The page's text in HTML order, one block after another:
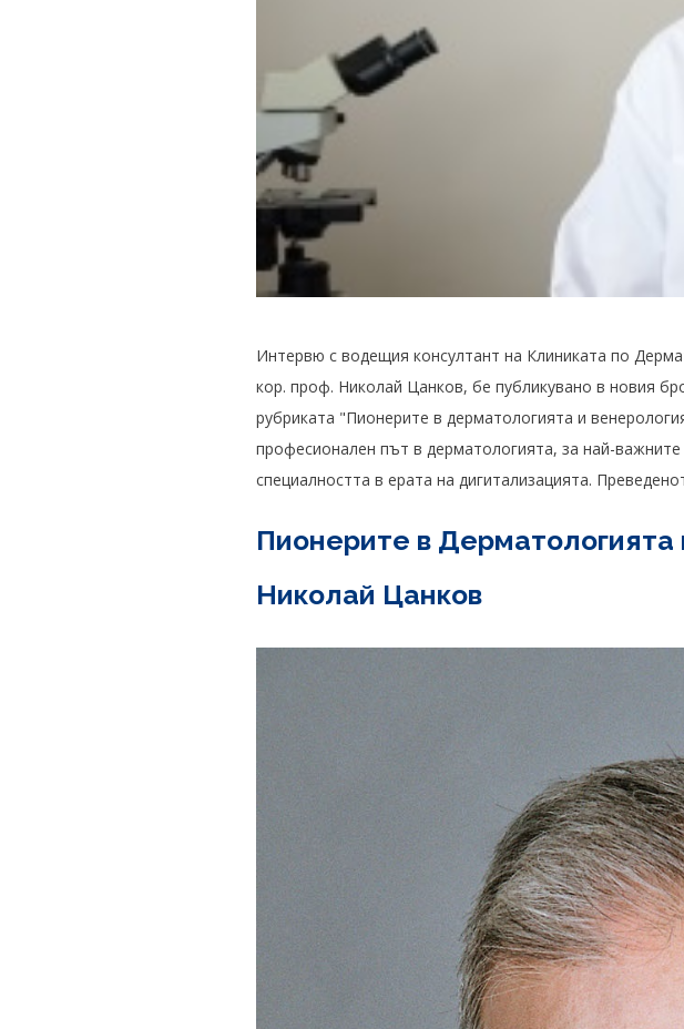
Интервю с водещия консултант на Клиниката по
кор. проф. Николай Цанков, бе публикувано в новия
рубриката "Пионерите в дерматологията и
професионален път в дерматологията, за най-
специалността в ерата на дигитализацията.
Пионерите в Дерматологията
Николай Цанков